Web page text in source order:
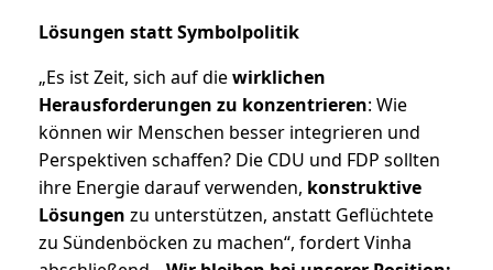
Lösungen statt Symbolpolitik
„Es ist Zeit, sich auf diewirklichen
Herausforderungen zu konzentrieren: Wie
können wir Menschen besser integrieren und
Perspektiven schaffen? Die CDU und FDP sollten
ihre Energie darauf verwenden, konstruktive
Lösungen zu unterstützen, anstatt Geflüchtete
zu Sündenböcken zu machen“, fordert Vinha